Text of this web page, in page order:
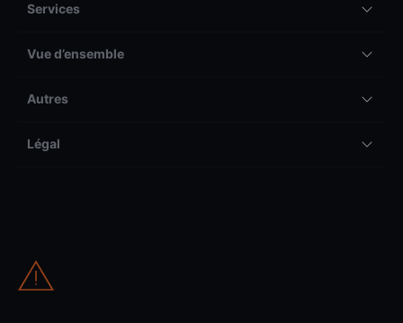
Services
Vue d’ensemble
Autres
Légal